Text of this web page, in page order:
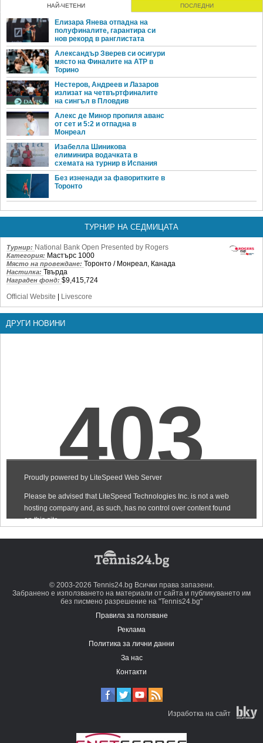
НАЙ-ЧЕТЕНИ ПОСЛЕДНИ
Елизара Янева отпадна на
полуфиналите, гарантира си
нов рекорд в ранглистата
Александър Зверев си осигури
място на Финалите на ATP в
Торино
Нестеров, Андреев и Лазаров
излизат на четвъртфиналите
на сингъл в Пловдив
Алекс де Минор пропиля аванс
от сет и 5:2 и отпадна в
Монреал
Изабелла Шиникова
елиминира водачката в
схемата на турнир в Испания
Без изненади за фаворитките в
Торонто
ТУРНИР НА СЕДМИЦАТА
Турнир: National Bank Open Presented by Rogers
Категория: Мастърс 1000
Място на провеждане: Торонто / Монреал, Канада
Настилка: Твърда
Награден фонд: $9,415,724
Official Website | Livescore
ДРУГИ НОВИНИ
© 2003-2026 Tennis24.bg Всички права запазени.
Забранено е използването на материали от сайта и публикуването им
без писмено разрешение на "Tennis24.bg"
Правила за ползване
Реклама
Политика за лични данни
За нас
Контакти
Изработка на сайт